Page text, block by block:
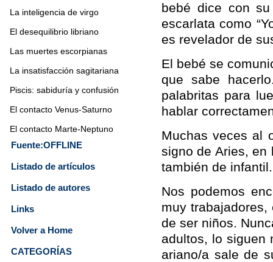
La inteligencia de virgo
El desequilibrio libriano
Las muertes escorpianas
La insatisfacción sagitariana
Piscis: sabiduría y confusión
El contacto Venus-Saturno
El contacto Marte-Neptuno
Fuente:OFFLINE
Listado de artículos
Listado de autores
Links
Volver a Home
CATEGORÍAS
bebé dice con
escarlata como
es revelador de
El bebé se
que sabe
palabritas para
hablar
Muchas veces al
signo de Aries, en
también de infantil.
Nos podemos
muy
de ser niños.
adultos, lo siguen
ariano/a sale de